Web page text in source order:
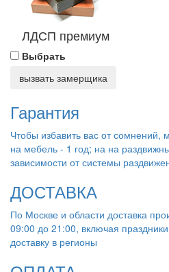
ЛДСП премиум
Выбрать
вызвать замерщика
Гарантия
Чтобы избавить вас от сомнений,
на мебель - 1 год; на на
зависимости от системы
ДОСТАВКА
По Москве и области доставка
09:00 до 21:00, включая
доставку в регионы